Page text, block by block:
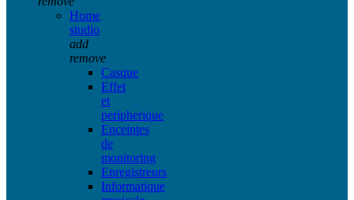
Home
studio
add
remove
Casque
Effet
et
peripherique
Enceintes
de
monitoring
Enregistreurs
Informatique